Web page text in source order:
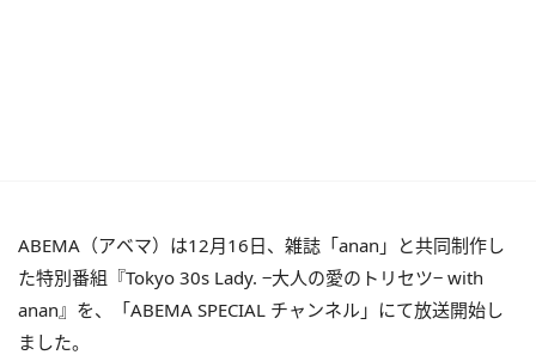
ABEMA（アベマ）は12月16日、雑誌「anan」と共同制作し
た特別番組『Tokyo 30s Lady. −大人の愛のトリセツ− with
anan』を、「ABEMA SPECIAL チャンネル」にて放送開始し
ました。